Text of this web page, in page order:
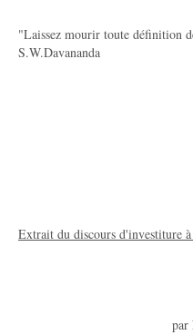
"Laissez mourir toute définition
S.W.Davananda
Extrait du discours d'investiture
par